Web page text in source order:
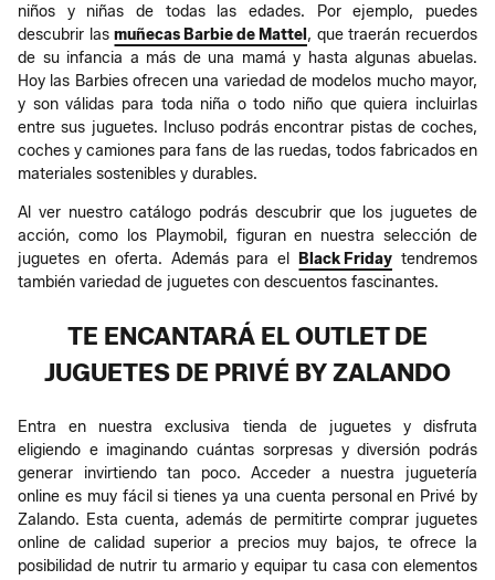
niños y niñas de todas las edades. Por ejemplo, puedes
descubrir lasmuñecas Barbie de Mattel , que traerán recuerdos
de su infancia a más de una mamá y hasta algunas abuelas.
Hoy las Barbies ofrecen una variedad de modelos mucho mayor,
y son válidas para toda niña o todo niño que quiera incluirlas
entre sus juguetes. Incluso podrás encontrar pistas de coches,
coches y camiones para fans de las ruedas, todos fabricados en
materiales sostenibles y durables.
Al ver nuestro catálogo podrás descubrir que los juguetes de
acción, como los Playmobil, figuran en nuestra selección de
juguetes en oferta. Además para el
Black Friday tendremos
también variedad de juguetes con descuentos fascinantes.
TE ENCANTARÁ EL OUTLET DE
JUGUETES DE PRIVÉ BY ZALANDO
Entra en nuestra exclusiva tienda de juguetes y disfruta
eligiendo e imaginando cuántas sorpresas y diversión podrás
generar invirtiendo tan poco. Acceder a nuestra juguetería
online es muy fácil si tienes ya una cuenta personal en Privé by
Zalando. Esta cuenta, además de permitirte comprar juguetes
online de calidad superior a precios muy bajos, te ofrece la
posibilidad de nutrir tu armario y equipar tu casa con elementos